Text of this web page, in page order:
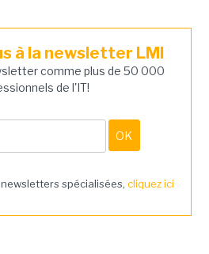
à la newsletter LMI
comme plus de 50 000
de l'IT!
spécialisées, cliquez ici